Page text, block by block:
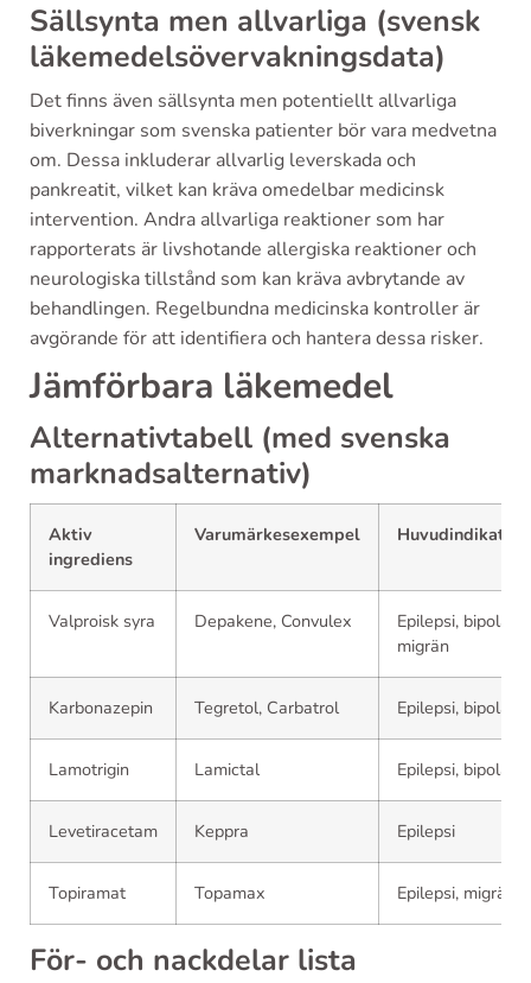
Sällsynta men allvarliga (svensk
läkemedelsövervakningsdata)
Det finns även sällsynta men potentiellt allvarliga
biverkningar som svenska patienter bör vara medvetna
om. Dessa inkluderar allvarlig leverskada och
pankreatit, vilket kan kräva omedelbar medicinsk
intervention. Andra allvarliga reaktioner som har
rapporterats är livshotande allergiska reaktioner och
neurologiska tillstånd som kan kräva avbrytande av
behandlingen. Regelbundna medicinska kontroller är
avgörande för att identifiera och hantera dessa risker.
Jämförbara läkemedel
Alternativtabell (med svenska
marknadsalternativ)
Aktiv
ingrediens
Varumärkesexempel Huvudindikation
Valproisk syra Depakene, Convulex
Epilepsi, bipolär,
migrän
Karbonazepin Tegretol, Carbatrol Epilepsi, bipolär
Lamotrigin Lamictal Epilepsi, bipolär
Levetiracetam Keppra Epilepsi
Topiramat Topamax Epilepsi, migrän
För- och nackdelar lista